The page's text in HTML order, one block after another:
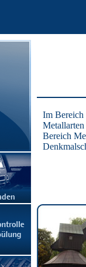
Im Bereich
Bereich